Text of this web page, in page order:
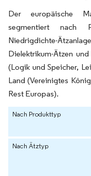
Der europäische
segmentiert nach
Niedrigdichte-
Dielektrikum-Ätzen
(Logik und Speicher,
Land (Vereinigtes
Rest Europas).
Nach Produkttyp
Nach Ätztyp